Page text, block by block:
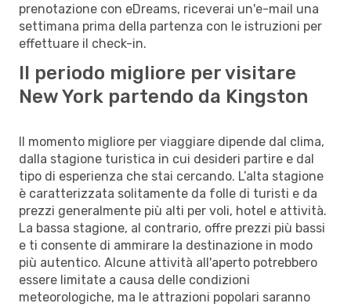
prenotazione con eDreams, riceverai un'e-mail una
settimana prima della partenza con le istruzioni per
effettuare il check-in.
Il periodo migliore per visitare
New York partendo da Kingston
Il momento migliore per viaggiare dipende dal clima,
dalla stagione turistica in cui desideri partire e dal
tipo di esperienza che stai cercando. L’alta stagione
è caratterizzata solitamente da folle di turisti e da
prezzi generalmente più alti per voli, hotel e attività.
La bassa stagione, al contrario, offre prezzi più bassi
e ti consente di ammirare la destinazione in modo
più autentico. Alcune attività all'aperto potrebbero
essere limitate a causa delle condizioni
meteorologiche, ma le attrazioni popolari saranno